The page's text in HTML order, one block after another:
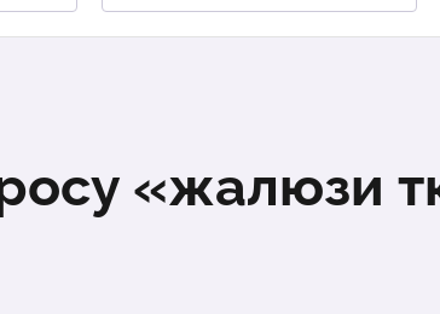
«жалюзи